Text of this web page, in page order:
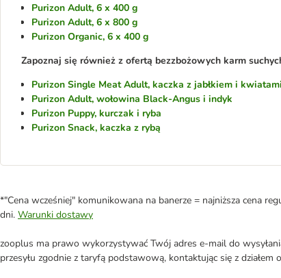
Purizon Adult, 6 x 400 g
Purizon Adult, 6 x 800 g
Purizon Organic, 6 x 400 g
Zapoznaj się również z ofertą bezzbożowych karm
Purizon Single Meat Adult, kaczka z jabłkiem i
Purizon Adult, wołowina Black-Angus i indyk
Purizon Puppy, kurczak i ryba
Purizon Snack, kaczka z rybą
*"Cena wcześniej" komunikowana na banerze = najniższa cena
dni. Warunki dostawy
zooplus ma prawo wykorzystywać Twój adres e-mail do
przesyłu zgodnie z taryfą podstawową, kontaktując się z